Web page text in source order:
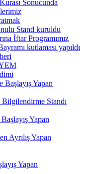
Sonucunda
Stand kuruldu
İftar Programımız
kutlaması yapıldı
Başlayış Yapan
Bilgilendirme Standı
Yapan
Ayrılış Yapan
Yapan